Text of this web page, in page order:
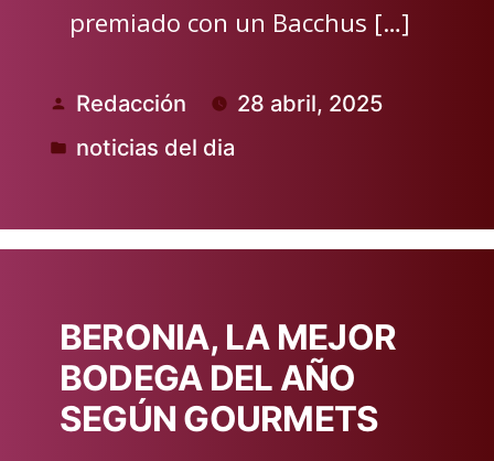
premiado con un Bacchus […]
Publicado
por
Redacción 28 abril, 2025
Publicado
noticias del dia
BERONIA, LA MEJOR
BODEGA DEL AÑO
SEGÚN GOURMETS